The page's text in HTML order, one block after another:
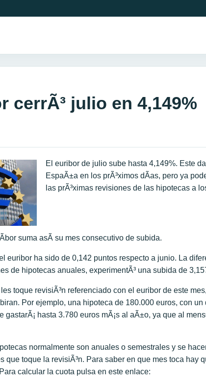
cerrÃ³ julio en 4,149%
El euribor de julio sube hasta 4,149%. Este
EspaÃ±a en los prÃ³ximos dÃ­as, pero ya
las prÃ³ximas revisiones de las hipotecas a
suma asÃ­ su mes consecutivo de subida.
euribor ha sido de 0,142 puntos respecto a junio. La
de hipotecas anuales, experimentÃ³ una subida de
toque revisiÃ³n referenciado con el euribor de este
Por ejemplo, una hipoteca de 180.000 euros, con
gastarÃ¡ hasta 3.780 euros mÃ¡s al aÃ±o, ya que al
normalmente son anuales o semestrales y se
que toque la revisiÃ³n. Para saber en que mes toca hay
calcular la cuota pulsa en este enlace: